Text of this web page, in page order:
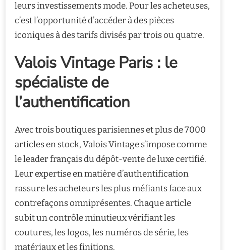
leurs investissements mode. Pour les acheteuses,
c’est l’opportunité d’accéder à des pièces
iconiques à des tarifs divisés par trois ou quatre.
Valois Vintage Paris : le
spécialiste de
l’authentification
Avec trois boutiques parisiennes et plus de 7000
articles en stock, Valois Vintage s’impose comme
le leader français du dépôt-vente de luxe certifié.
Leur expertise en matière d’authentification
rassure les acheteurs les plus méfiants face aux
contrefaçons omniprésentes. Chaque article
subit un contrôle minutieux vérifiant les
coutures, les logos, les numéros de série, les
matériaux et les finitions.